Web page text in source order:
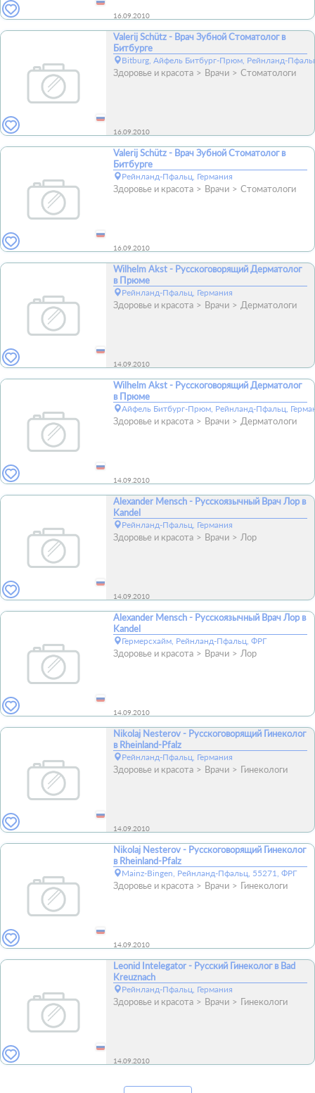
16.09.2010
Valerij Schütz - Врач Зубной Стоматолог в
Битбурге
Bitburg, Айфель Битбург-Прюм, Рейнланд-
Здоровье и красота Врачи Стоматологи
16.09.2010
Valerij Schütz - Врач Зубной Стоматолог в
Битбурге
Рейнланд-Пфальц, Германия
Здоровье и красота Врачи Стоматологи
16.09.2010
Wilhelm Akst - Русскоговорящий Дерматолог
в Прюме
Рейнланд-Пфальц, Германия
Здоровье и красота Врачи Дерматологи
14.09.2010
Wilhelm Akst - Русскоговорящий Дерматолог
в Прюме
Айфель Битбург-Прюм, Рейнланд-Пфальц,
Здоровье и красота Врачи Дерматологи
14.09.2010
Alexander Mensch - Русскоязычный Врач Лор в
Kandel
Рейнланд-Пфальц, Германия
Здоровье и красота Врачи Лор
14.09.2010
Alexander Mensch - Русскоязычный Врач Лор в
Kandel
Гермерсхайм, Рейнланд-Пфальц, ФРГ
Здоровье и красота Врачи Лор
14.09.2010
Nikolaj Nesterov - Русскоговорящий Гинеколог
в Rheinland-Pfalz
Рейнланд-Пфальц, Германия
Здоровье и красота Врачи Гинекологи
14.09.2010
Nikolaj Nesterov - Русскоговорящий Гинеколог
в Rheinland-Pfalz
Mainz-Bingen, Рейнланд-Пфальц, 55271, ФРГ
Здоровье и красота Врачи Гинекологи
14.09.2010
Leonid Intelegator - Русский Гинеколог в Bad
Kreuznach
Рейнланд-Пфальц, Германия
Здоровье и красота Врачи Гинекологи
14.09.2010